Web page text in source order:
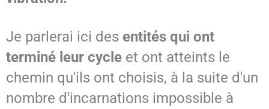
Je parlerai ici des entités qui ont
terminé leur cycle et ont atteints le
chemin qu'ils ont choisis, à la suite d'un
nombre d'incarnations impossible à